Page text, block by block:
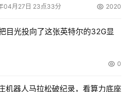
04月27日 23点33分 2020
目光投向了这张英特尔的32G显
0
机器人马拉松破纪录，看算力底座